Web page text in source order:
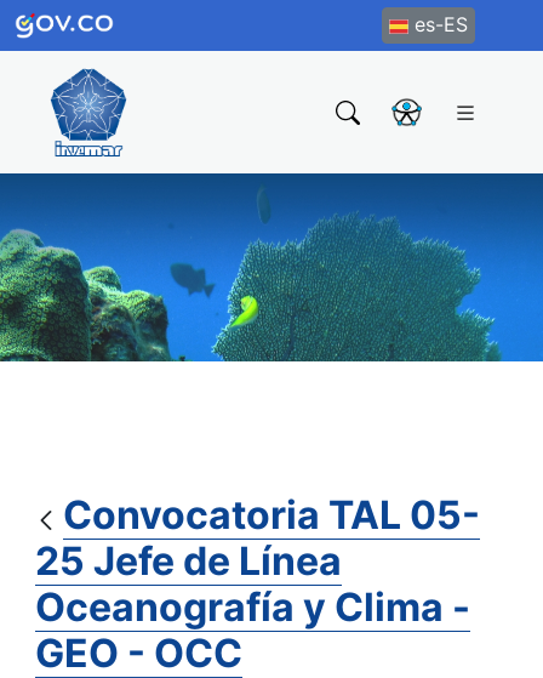
es-ES
Convocatoria TAL 05-
25 Jefe de Línea
Oceanografía y Clima -
GEO - OCC